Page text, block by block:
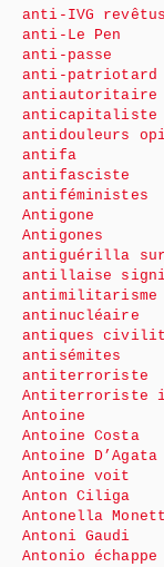
anti-IVG revêtus
anti-Le Pen
anti-passe
anti-patriotard
antiautoritaire
anticapitaliste
antidouleurs
antifa
antifasciste
antiféministes
Antigone
Antigones
antiguérilla
antillaise
antinucléaire
antiques
antisémites
antiterroriste
Antiterroriste
Antoine
Antoine Costa
Antoine D’Agata
Antoine voit
Anton Ciliga
Antonella
Antoni Gaudi
Antonio échappe